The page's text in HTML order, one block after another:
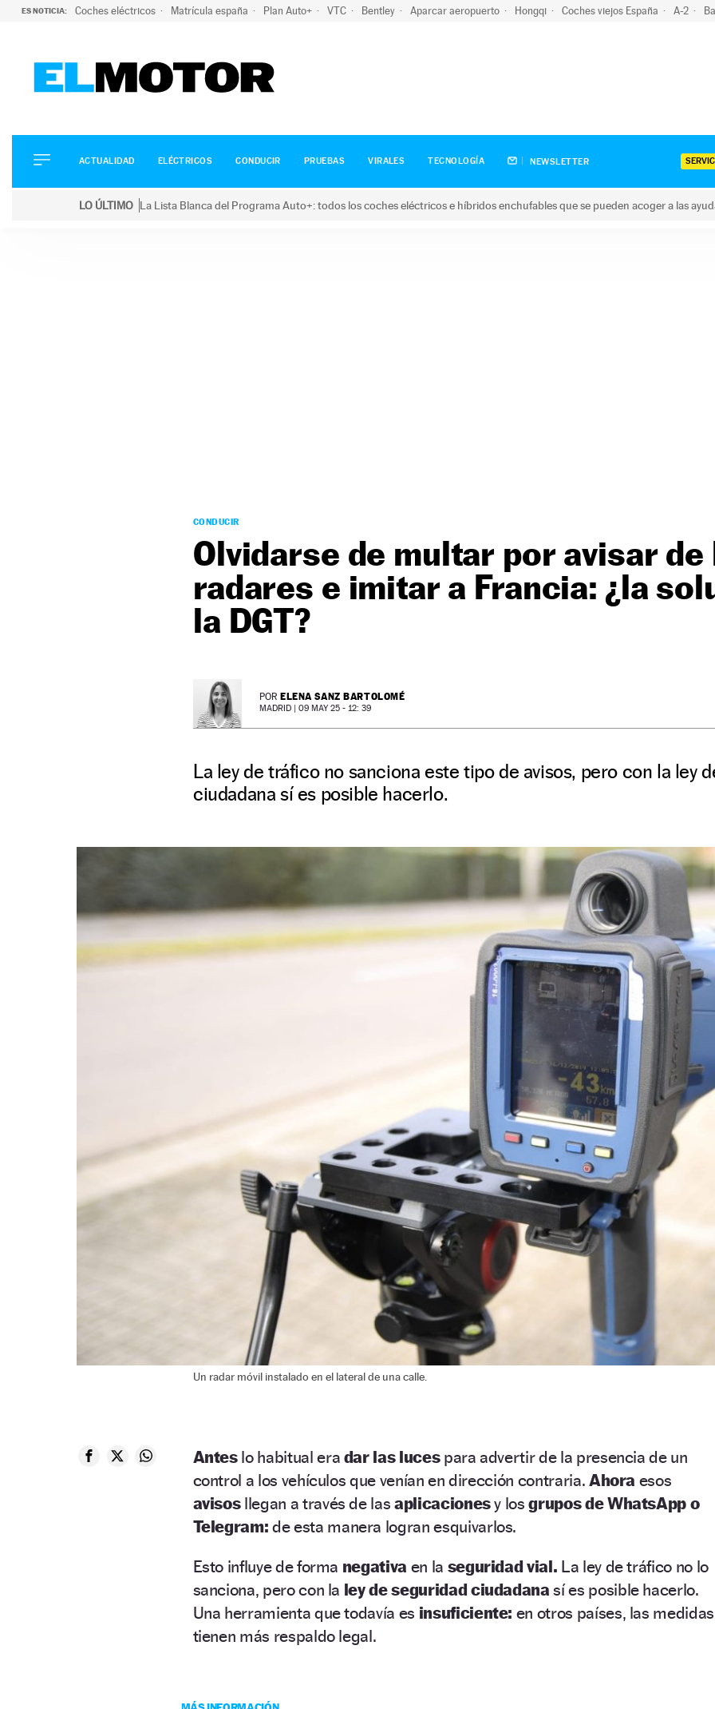
ES NOTICIA: Coches eléctricos Matrícula españa Plan Auto+ VTC Bentley Aparcar aeropuerto Hongqi Coches viejos España A-2
ELÉCTRICOS
CONDUCIR
ACTUALIDAD ELÉCTRICOS CONDUCIR PRUEBAS VIRALES TECNOLOGÍA NEWSLETTER
LO ÚLTIMO La Lista Blanca del Programa Auto+: todos los coches eléctricos e híbridos enchufables que se pueden acoger a las
CONDUCIR
Olvidarse de multar por avisar de
radares e imitar a Francia: ¿la
la DGT?
POR ELENA SANZ BARTOLOMÉ
MADRID | 09 MAY 25 - 12: 39
La ley de tráfico no sanciona este tipo de avisos, pero con la ley
ciudadana sí es posible hacerlo.
Un radar móvil instalado en el lateral de una calle.
Antes lo habitual era dar las lucespara advertir de la presencia de un
control a los vehículos que venían en dirección contraria. Ahora esos
avisos llegan a través de lasaplicacionesy losgrupos de WhatsApp o
Telegram: de esta manera logran esquivarlos.
Esto influye de forma negativa en la seguridad vial. La ley de tráfico no lo
sanciona, pero con la ley de seguridad ciudadana sí es posible hacerlo.
Una herramienta que todavía es insuficiente: en otros países, las medidas
tienen más respaldo legal.